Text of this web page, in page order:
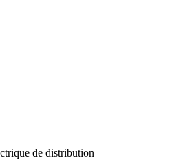
de distribution